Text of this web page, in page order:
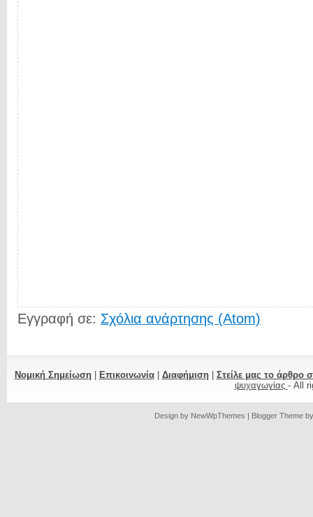
Εγγραφή σε: Σχόλια ανάρτησης (Atom)
Νομική Σημείωση| Επικοινωνία| Διαφήμιση| Στείλε μας το άρθρο
ψυχαγωγίας - All
Design by NewWpThemes | Blogger Theme